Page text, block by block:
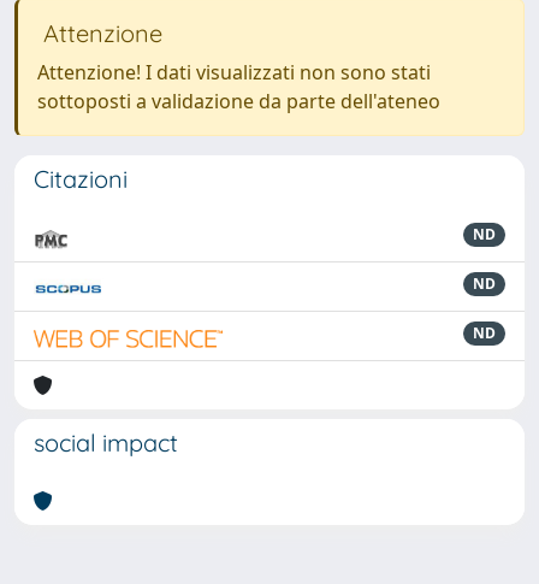
Attenzione
Attenzione! I dati visualizzati non sono stati
sottoposti a validazione da parte dell'ateneo
Citazioni
ND
ND
ND
social impact